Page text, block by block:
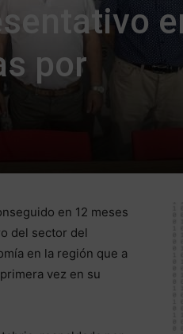
por
en 12 meses
del sector del
en la región que a
vez en su